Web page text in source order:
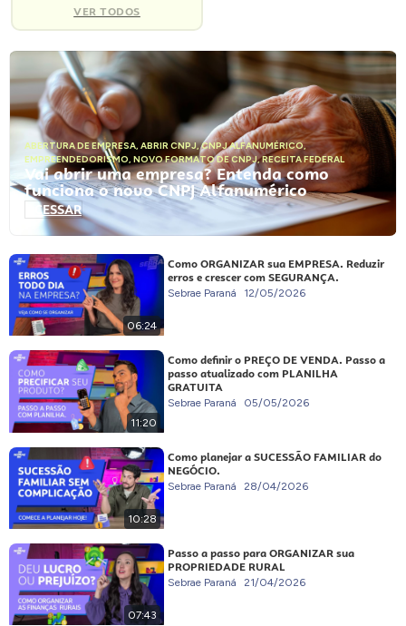
VER TODOS
ABERTURA DE EMPRESA, ABRIR CNPJ,CNPJ ALFANUMÉRICO,
EMPREENDEDORISMO, NOVO FORMATO DE CNPJ,RECEITA FEDERAL
Vai abrir uma empresa? Entenda como
funciona o novo CNPJ Alfanumérico
ACESSAR
06:24
Como ORGANIZAR sua EMPRESA. Reduzir
erros e crescer com SEGURANÇA.
Sebrae Paraná 12/05/2026
11:20
Como definir o PREÇO DE VENDA. Passo a
passo atualizado com PLANILHA
GRATUITA
Sebrae Paraná 05/05/2026
10:28
Como planejar a SUCESSÃO FAMILIAR do
NEGÓCIO.
Sebrae Paraná 28/04/2026
07:43
Passo a passo para ORGANIZAR sua
PROPRIEDADE RURAL
Sebrae Paraná 21/04/2026